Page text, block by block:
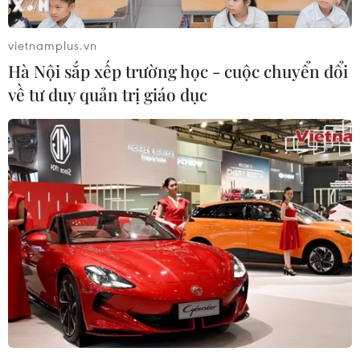
thị trường khó tính như Mỹ, Đức,
Pháp, Anh, Hà Lan, Tây Ban Nha,
Nhật Bản.
(TTXVN/Vietnam+)
vietnamplus.vn
Hà Nội sắp xếp trường học - cuộc chuyển đổi
về tư duy quản trị giáo dục